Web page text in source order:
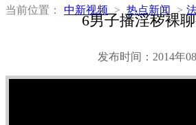
当前位置： 中新视频 > 热点新闻 >
6男子播淫秽裸
发布时间：2014年